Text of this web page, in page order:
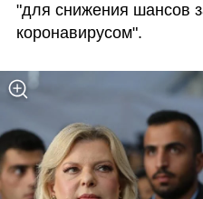
"для снижения шансов
коронавирусом".